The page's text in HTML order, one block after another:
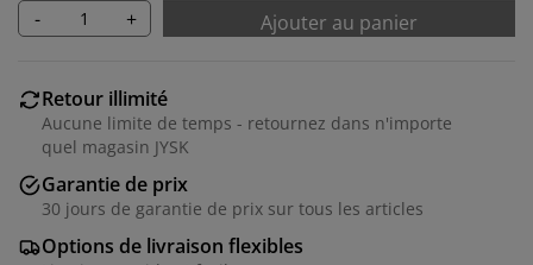
- + Ajouter au panier
Retour illimité
Aucune limite de temps - retournez dans n'importe
quel magasin JYSK
Garantie de prix
30 jours de garantie de prix sur tous les articles
Options de livraison flexibles